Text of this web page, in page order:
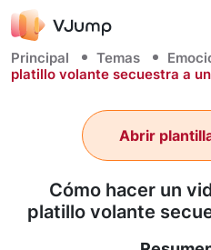
Principal Temas
platillo volante secuestra a
Cómo hacer un
platillo volante
Abrir